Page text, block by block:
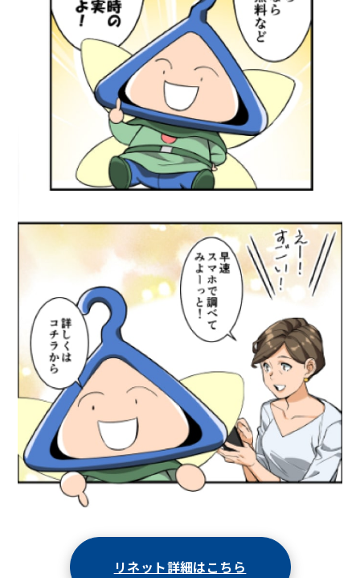
リネット詳細はこちら